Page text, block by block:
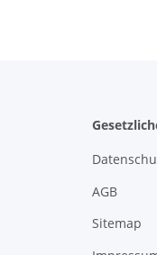
AGB
Sitemap